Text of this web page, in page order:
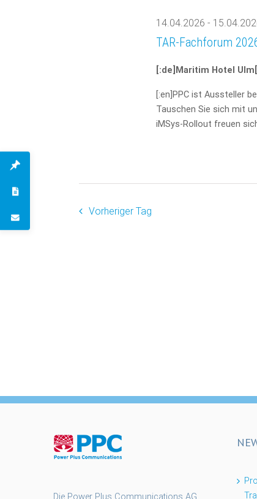
Navigation
14.04.2026 -
TAR-Fachforum
[:de]Maritim Hotel
[:en]PPC ist Aussteller
Tauschen Sie sich mit
iMSys-Rollout freuen
Vorheriger Tag
Die Power Plus Communications AG